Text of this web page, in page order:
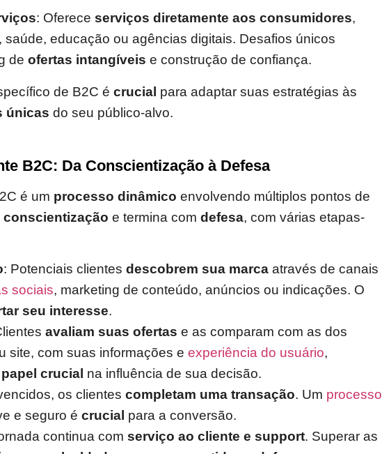
: Oferece serviços diretamente aos consumidores,
saúde, educação ou agências digitais. Desafios únicos
de ofertas intangíveis e construção de confiança.
de B2C é crucial para adaptar suas estratégias às
únicas do seu público-alvo.
B2C: Da Conscientização à Defesa
é um processo dinâmico envolvendo múltiplos pontos de
conscientização e termina com defesa, com várias etapas-
: Potenciais clientes descobrem sua marca através de canais
sociais, marketing de conteúdo, anúncios ou indicações. O
seu interesse.
avaliam suas ofertas e as comparam com as dos
site, com suas informações e experiência do usuário,
papel crucial na influência de sua decisão.
os clientes completam uma transação. Um processo
e seguro é crucial para a conversão.
continua com serviço ao cliente e support. Superar as